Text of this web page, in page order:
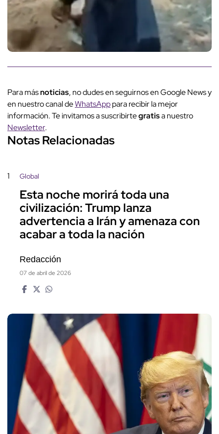
Para másnoticias, no dudes en seguirnos en Google News y
en nuestro canal deWhatsApppara recibir la mejor
información. Te invitamos a suscribirtegratisa nuestro
Newsletter.
Notas Relacionadas
1 Global
Esta noche morirá toda una
civilización: Trump lanza
advertencia a Irán y amenaza con
acabar a toda la nación
Redacción
07 de abril de 2026